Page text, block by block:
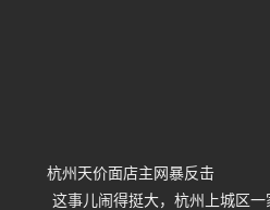
杭州天价面店主网暴反击
这事儿闹得挺大，杭州上城区